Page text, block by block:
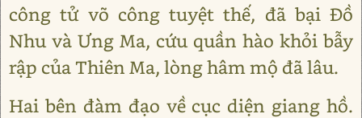
công tử võ công tuyệt thế, đã bại Đồ
Nhu và Ưng Ma, cứu quần hào khỏi bẫy
rập của Thiên Ma, lòng hâm mộ đã lâu.
Hai bên đàm đạo về cục diện giang hồ.